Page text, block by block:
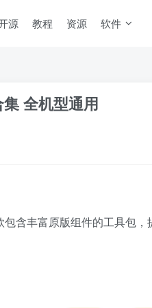
源 教程 资源 软件
全机型通用
含丰富原版组件的工具包